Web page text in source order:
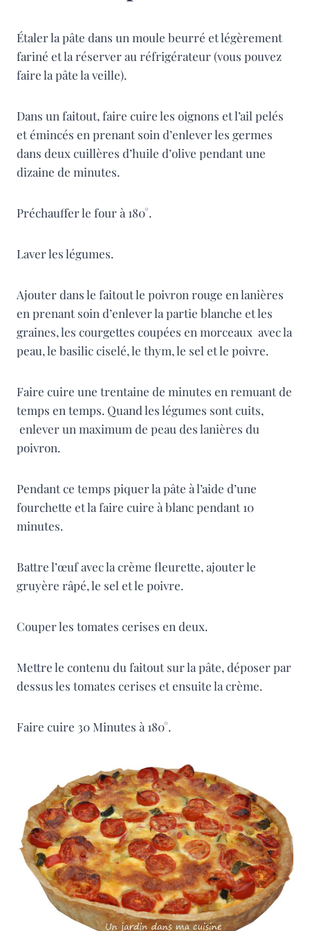
Étaler la pâte dans un moule beurré et légèrement
fariné et la réserver au réfrigérateur (vous pouvez
faire la pâte la veille).
Dans un faitout, faire cuire les oignons et l’ail pelés
et émincés en prenant soin d’enlever les germes
dans deux cuillères d’huile d’olive pendant une
dizaine de minutes.
Préchauffer le four à 180°.
Laver les légumes.
Ajouter dans le faitout le poivron rouge en lanières
en prenant soin d’enlever la partie blanche et les
graines, les courgettes coupées en morceaux avec la
peau, le basilic ciselé, le thym, le sel et le poivre.
Faire cuire une trentaine de minutes en remuant de
temps en temps. Quand les légumes sont cuits,
enlever un maximum de peau des lanières du
poivron.
Pendant ce temps piquer la pâte à l’aide d’une
fourchette et la faire cuire à blanc pendant 10
minutes.
Battre l’œuf avec la crème fleurette, ajouter le
gruyère râpé, le sel et le poivre.
Couper les tomates cerises en deux.
Mettre le contenu du faitout sur la pâte, déposer par
dessus les tomates cerises et ensuite la crème.
Faire cuire 30 Minutes à 180°.